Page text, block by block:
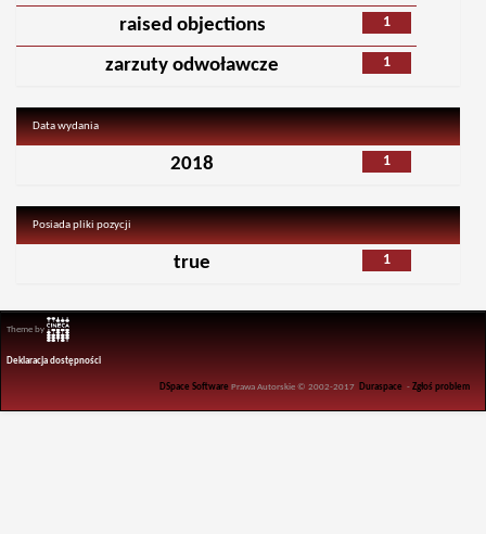
1
raised objections
1
zarzuty odwoławcze
Data wydania
1
2018
Posiada pliki pozycji
1
true
Theme by
Deklaracja dostępności
DSpace Software Prawa Autorskie © 2002-2017 Duraspace -Zgłoś problem